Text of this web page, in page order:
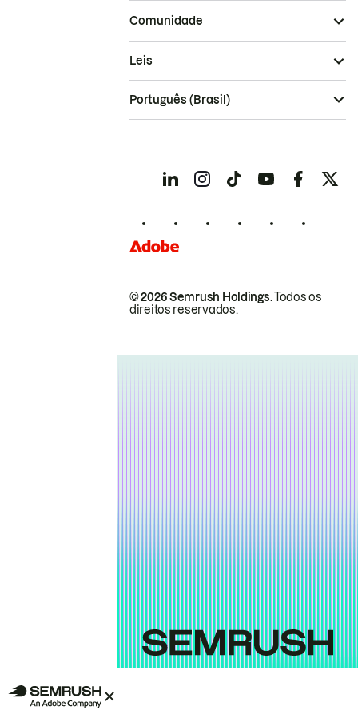
Comunidade
© 2026 Semrush Holdings.Todos os
direitos reservados.
Leis
Português (Brasil)